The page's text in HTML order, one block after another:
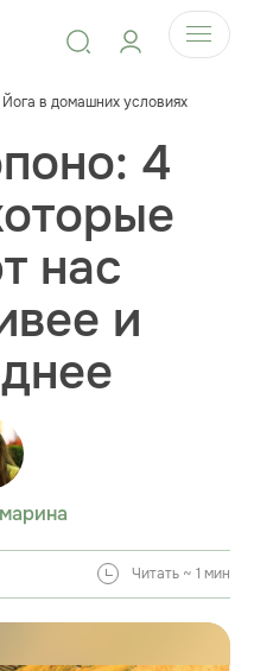
Йога в домашних условиях
4
нас
и
Читать ~ 1 мин